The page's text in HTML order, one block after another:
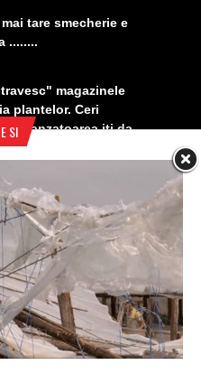
SI
tare smecherie e
........
magazinele
plantelor. Ceri
vanzatoarea iti da
pentru dezvoltare,
- Lumea buna a
lui Tudor
Lumea prea buna
a avut un ecran si